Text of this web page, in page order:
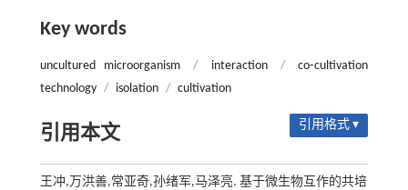
Key words
uncultured microorganism / interaction /
co⁃cultivation
technology / isolation / cultivation
引用本文 引用格式 ▾
王冲,万洪善,常亚奇,孙绪军,马泽亮. 基于微生物互作的共培